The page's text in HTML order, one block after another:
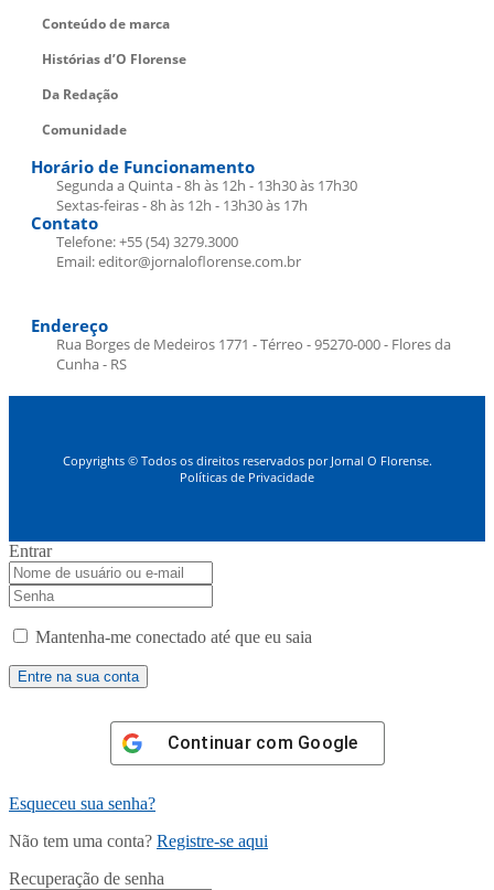
Conteúdo de marca
Histórias d’O Florense
Da Redação
Comunidade
Horário de Funcionamento
Segunda a Quinta - 8h às 12h - 13h30 às 17h30
Sextas-feiras - 8h às 12h - 13h30 às 17h
Contato
Telefone: +55 (54) 3279.3000
Email: editor@jornaloflorense.com.br
Endereço
Rua Borges de Medeiros 1771 - Térreo - 95270-000 - Flores da
Cunha - RS
Copyrights © Todos os direitos reservados por Jornal O Florense.
Políticas de Privacidade
Entrar
Mantenha-me conectado até que eu saia
Continuar com Google
Esqueceu sua senha?
Não tem uma conta? Registre-se aqui
Recuperação de senha